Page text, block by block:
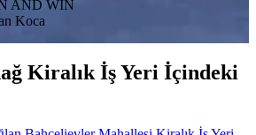
AND WIN
Koca
Kiralık İş Yeri İçindeki